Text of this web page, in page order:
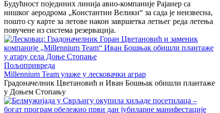
Будућност појединих линија авио-компаније Рајанер са
нишког аеродрома „Константин Велики“ за сада је неизвесна,
пошто су карте за летове након завршетка летњег реда летења
повучене из система резервација.
Пољопривреда
Millennium Team улаже у лесковачки аграр
Градоначелник Цветановић и Иван Бошњак обишли плантаже
у Доњем Стопању